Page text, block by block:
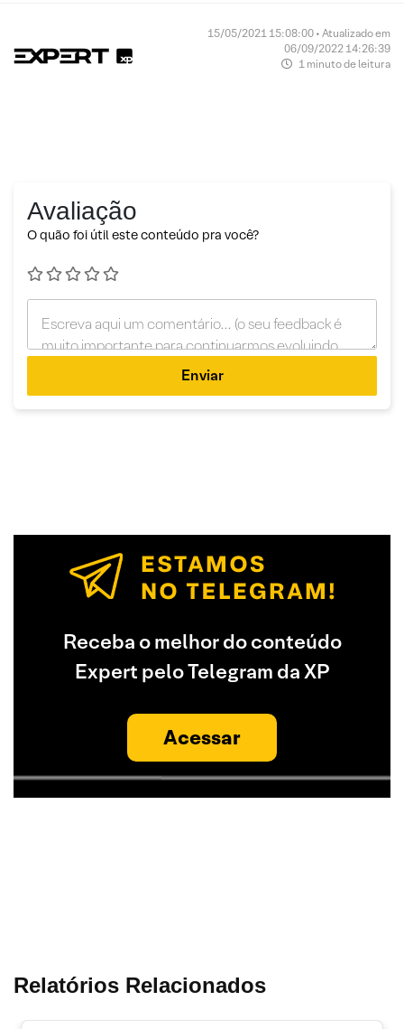
15/05/2021 15:08:00 • Atualizado em
06/09/2022 14:26:39
1 minuto de leitura
Avaliação
O quão foi útil este conteúdo pra você?
Enviar
Receba o melhor do conteúdo
Expert pelo Telegram da XP
Acessar
Relatórios Relacionados